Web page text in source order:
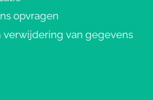
opvragen
verwijdering van gegevens